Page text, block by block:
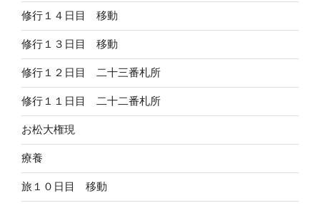
修行１４日目 移動
修行１３日目 移動
修行１２日目 二十三番札所
修行１１日目 二十二番札所
お松大権現
療養
旅１０日目 移動